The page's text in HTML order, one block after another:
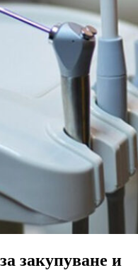
закупуване и